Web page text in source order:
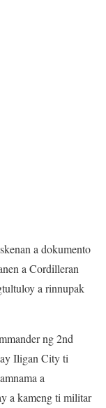
a dokumento
a Cordilleran
a rinnupak
ng 2nd
Iligan City ti
a
a kameng ti militar